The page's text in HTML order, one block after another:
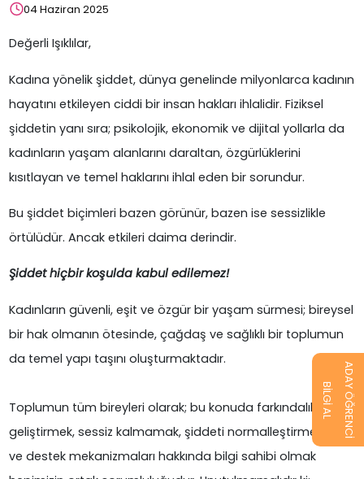
04 Haziran 2025
Değerli Işıklılar,
Kadına yönelik şiddet, dünya genelinde milyonlarca kadının
hayatını etkileyen ciddi bir insan hakları ihlalidir. Fiziksel
şiddetin yanı sıra; psikolojik, ekonomik ve dijital yollarla da
kadınların yaşam alanlarını daraltan, özgürlüklerini
kısıtlayan ve temel haklarını ihlal eden bir sorundur.
Bu şiddet biçimleri bazen görünür, bazen ise sessizlikle
örtülüdür. Ancak etkileri daima derindir.
Şiddet hiçbir koşulda kabul edilemez!
Kadınların güvenli, eşit ve özgür bir yaşam sürmesi; bireysel
bir hak olmanın ötesinde, çağdaş ve sağlıklı bir toplumun
da temel yapı taşını oluşturmaktadır.
Toplumun tüm bireyleri olarak; bu konuda farkındalık
geliştirmek, sessiz kalmamak, şiddeti normalleştirmemek
ve destek mekanizmaları hakkında bilgi sahibi olmak
BİLGİ AL ADAY ÖĞRENCİ